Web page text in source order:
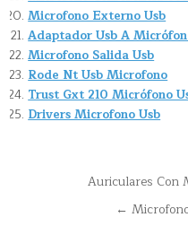
Microfono Externo Usb
Adaptador Usb A
Microfono Salida Usb
Rode Nt Usb Microfono
Trust Gxt 210 Micrófono
Drivers Microfono Usb
Navegación
Auriculares Con
←